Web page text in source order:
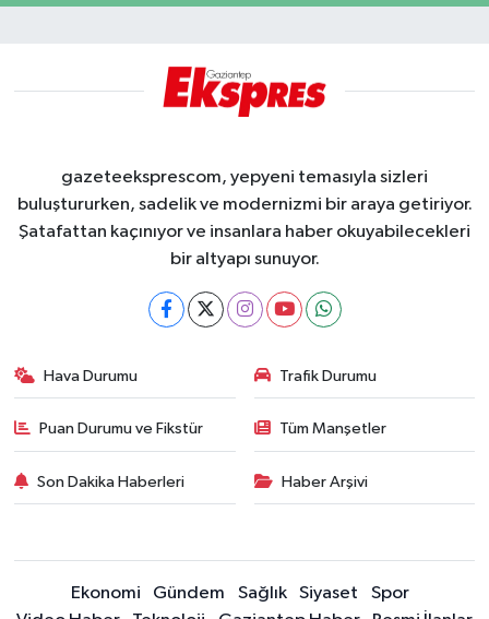
gazeteeksprescom, yepyeni temasıyla sizleri
buluştururken, sadelik ve modernizmi bir araya getiriyor.
Şatafattan kaçınıyor ve insanlara haber okuyabilecekleri
bir altyapı sunuyor.
Hava Durumu Trafik Durumu
Puan Durumu ve Fikstür Tüm Manşetler
Son Dakika Haberleri Haber Arşivi
Ekonomi Gündem Sağlık Siyaset
Spor